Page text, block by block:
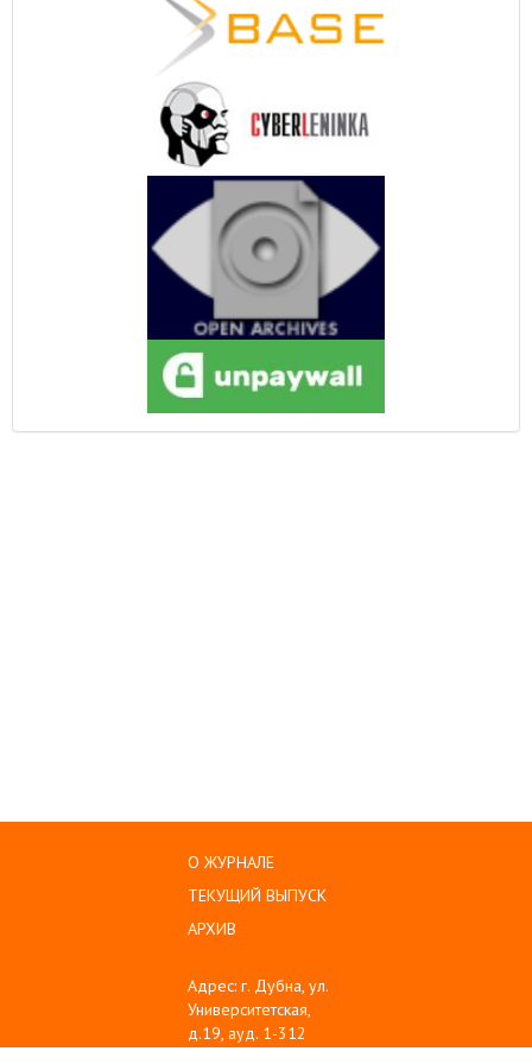
О ЖУРНАЛЕ
ТЕКУЩИЙ ВЫПУСК
АРХИВ
Адрес: г. Дубна, ул.
Университетская,
д.19, ауд. 1-312